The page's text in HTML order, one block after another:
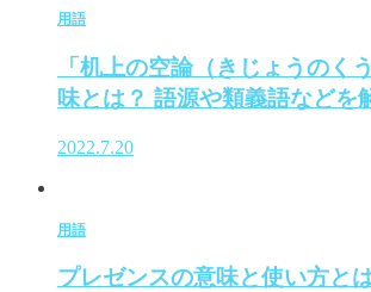
用語
「机上の空論（きじょうのく
味とは？ 語源や類義語などを
2022.7.20
用語
プレゼンスの意味と使い方と